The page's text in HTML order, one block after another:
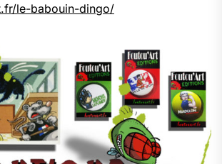
le-babouin-dingo/